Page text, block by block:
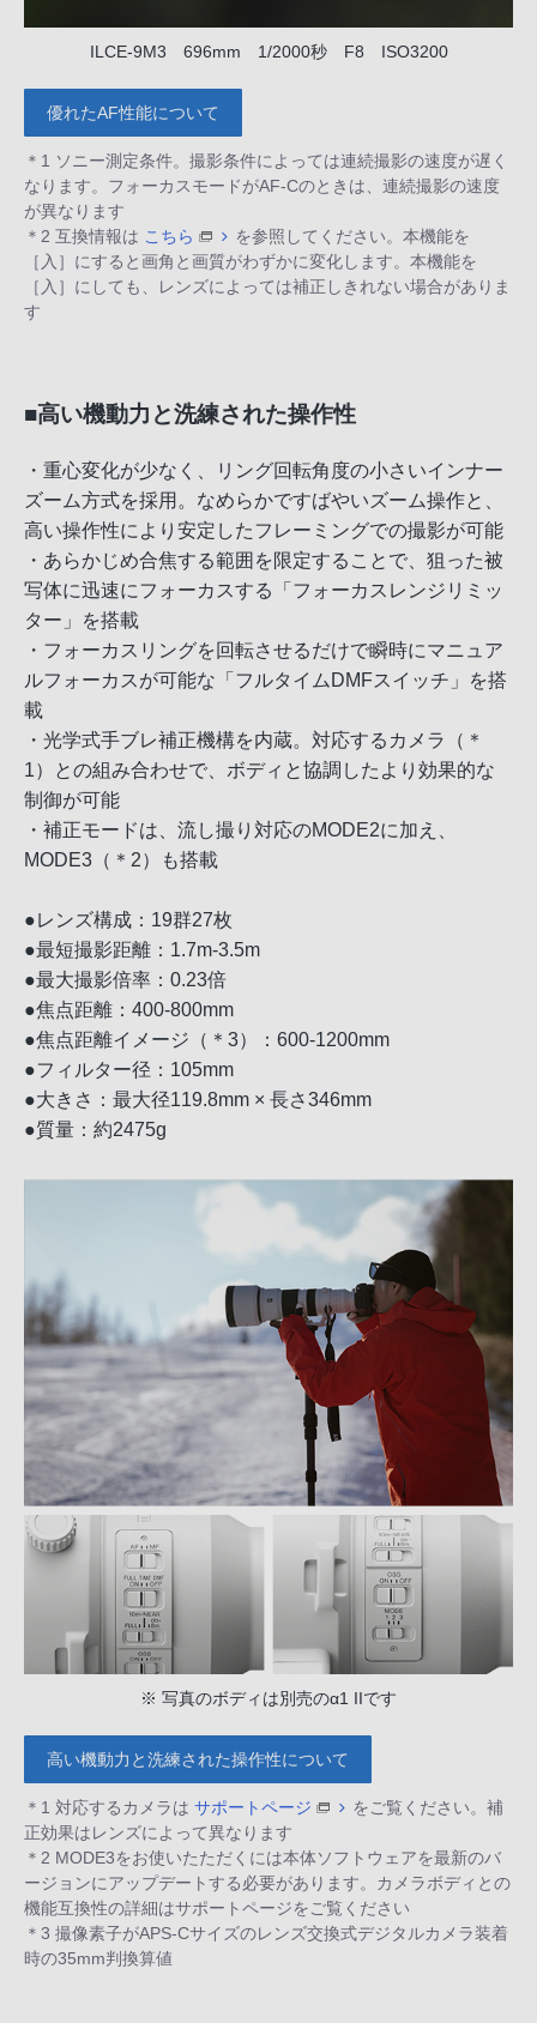
ILCE-9M3 696mm 1/2000秒 F8 ISO3200
優れたAF性能について
＊1 ソニー測定条件。撮影条件によっては連続撮影の速度が遅く
なります。フォーカスモードがAF-Cのときは、連続撮影の速度
が異なります
＊2 互換情報は こちら
を参照してください。本機能を
［入］にすると画角と画質がわずかに変化します。本機能を
［入］にしても、レンズによっては補正しきれない場合がありま
す
■高い機動力と洗練された操作性
・重心変化が少なく、リング回転角度の小さいインナー
ズーム方式を採用。なめらかですばやいズーム操作と、
高い操作性により安定したフレーミングでの撮影が可能
・あらかじめ合焦する範囲を限定することで、狙った被
写体に迅速にフォーカスする「フォーカスレンジリミッ
ター」を搭載
・フォーカスリングを回転させるだけで瞬時にマニュア
ルフォーカスが可能な「フルタイムDMFスイッチ」を搭
載
・光学式手ブレ補正機構を内蔵。対応するカメラ（＊
1）との組み合わせで、ボディと協調したより効果的な
制御が可能
・補正モードは、流し撮り対応のMODE2に加え、
MODE3（＊2）も搭載
●レンズ構成：19群27枚
●最短撮影距離：1.7m-3.5m
●最大撮影倍率：0.23倍
●焦点距離：400-800mm
●焦点距離イメージ（＊3）：600-1200mm
●フィルター径：105mm
●大きさ：最大径119.8mm × 長さ346mm
●質量：約2475g
※ 写真のボディは別売のα1 IIです
高い機動力と洗練された操作性について
＊1 対応するカメラは サポートページ
をご覧ください。補
正効果はレンズによって異なります
＊2 MODE3をお使いたただくには本体ソフトウェアを最新のバ
ージョンにアップデートする必要があります。カメラボディとの
機能互換性の詳細はサポートページをご覧ください
＊3 撮像素子がAPS-Cサイズのレンズ交換式デジタルカメラ装着
時の35mm判換算値